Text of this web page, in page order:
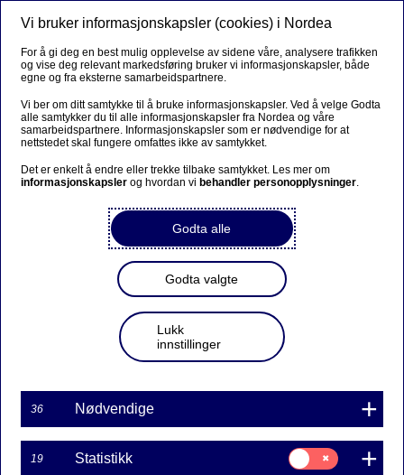
Fondsliste med priser for
privatpersoner
Nedenfor ser du fondskurser og fakta om våre fond.
Ønsker du å kjøpe fond, logger du inn ved å benytte
kjøpsknappen under hvert enkelt fond. Skal du kjøpe fond
for første gang hos oss, må du først bli fondskunde.
Bli fondskunde – logg inn
Vi bruker informasjonskapsler (cookies) i Nordea
For å gi deg en best mulig opplevelse av sidene våre, analysere trafikken
og vise deg relevant markedsføring bruker vi informasjonskapsler, både
egne og fra eksterne samarbeidspartnere.
Vi ber om ditt samtykke til å bruke informasjonskapsler. Ved å velge Godta
alle samtykker du til alle informasjonskapsler fra Nordea og våre
samarbeidspartnere. Informasjonskapsler som er nødvendige for at
nettstedet skal fungere omfattes ikke av samtykket.
Det er enkelt å endre eller trekke tilbake samtykket. Les mer om
informasjonskapsler og hvordan vi behandler personopplysninger.
Godta alle
Godta valgte
Lukk
innstillinger
36 Nødvendige
19 Statistikk
Samtykke
til: